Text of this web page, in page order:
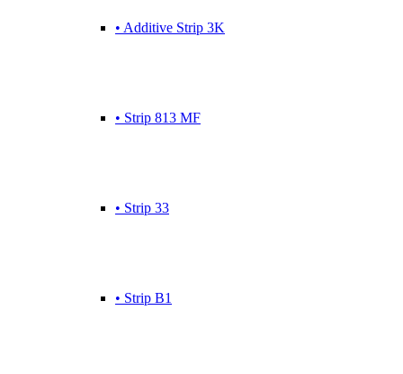
• Additive Strip 3K
• Strip 813 MF
• Strip 33
• Strip B1